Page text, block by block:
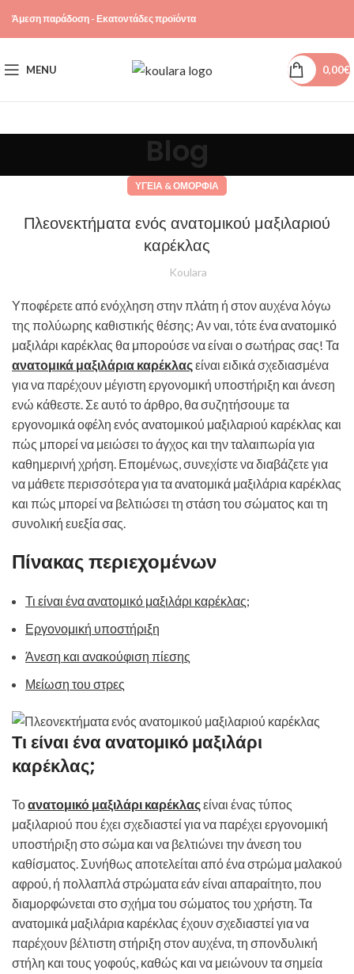
Άμεση παράδοση - Εκατοντάδες προϊόντα
MENU 0,00€
Blog
ΥΓΕΊΑ & ΟΜΟΡΦΙΆ
Πλεονεκτήματα ενός ανατομικού μαξιλαριού
καρέκλας
Koulara
Υποφέρετε από ενόχληση στην πλάτη ή στον αυχένα λόγω
της πολύωρης καθιστικής θέσης; Αν ναι, τότε ένα ανατομικό
μαξιλάρι καρέκλας θα μπορούσε να είναι ο σωτήρας σας! Τα
ανατομικά μαξιλάρια καρέκλαςείναι ειδικά σχεδιασμένα
για να παρέχουν μέγιστη εργονομική υποστήριξη και άνεση
ενώ κάθεστε. Σε αυτό το άρθρο, θα συζητήσουμε τα
εργονομικά οφέλη ενός ανατομικού μαξιλαριού καρέκλας και
πώς μπορεί να μειώσει το άγχος και την ταλαιπωρία για
καθημερινή χρήση. Επομένως, συνεχίστε να διαβάζετε για
να μάθετε περισσότερα για τα ανατομικά μαξιλάρια καρέκλας
και πώς μπορεί να βελτιώσει τη στάση του σώματος και τη
συνολική ευεξία σας.
Πίνακας περιεχομένων
Τι είναι ένα ανατομικό μαξιλάρι καρέκλας;
Εργονομική υποστήριξη
Άνεση και ανακούφιση πίεσης
Μείωση του στρες
Τι είναι ένα ανατομικό μαξιλάρι
καρέκλας;
Τοανατομικό μαξιλάρι καρέκλαςείναι ένας τύπος
μαξιλαριού που έχει σχεδιαστεί για να παρέχει εργονομική
υποστήριξη στο σώμα και να βελτιώνει την άνεση του
καθίσματος. Συνήθως αποτελείται από ένα στρώμα μαλακού
αφρού, ή πολλαπλά στρώματα εάν είναι απαραίτητο, που
διαμορφώνεται στο σχήμα του σώματος του χρήστη. Τα
ανατομικά μαξιλάρια καρέκλας έχουν σχεδιαστεί για να
παρέχουν βέλτιστη στήριξη στον αυχένα, τη σπονδυλική
στήλη και τους γοφούς, καθώς και να μειώνουν τα σημεία